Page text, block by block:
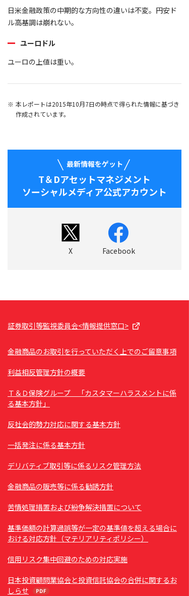
日米金融政策の中期的な方向性の違いは不変。円安ド
ル高基調は崩れない。
ユーロドル
ユーロの上値は重い。
本レポートは2015年10月7日の時点で得られた情報に基づき
作成されています。
最新情報をゲット
T＆Dアセットマネジメント
ソーシャルメディア公式アカウント
X Facebook
証券取引等監視委員会<情報提供窓口>
金融商品のお取引を行っていただく上でのご留意事項
利益相反管理方針の概要
Ｔ＆Ｄ保険グループ 「カスタマーハラスメントに係
る基本方針」
反社会的勢力対応に関する基本方針
一括発注に係る基本方針
デリバティブ取引等に係るリスク管理方法
金融商品の販売等に係る勧誘方針
苦情処理措置および紛争解決措置について
基準価額の計算過誤等が一定の基準値を超える場合に
おける対応方針（マテリアリティポリシー）
信用リスク集中回避のための対応実施
日本投資顧問業協会と投資信託協会の合併に関するお
しらせ